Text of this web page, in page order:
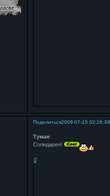
Поделиться2009-07-15 02:26:39
Туман
Солидарен!
0